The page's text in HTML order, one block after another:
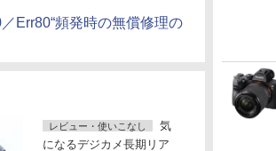
Err80“頻発時の無償修理の
レビュー・使いこなし
気
になるデジカメ長期リア